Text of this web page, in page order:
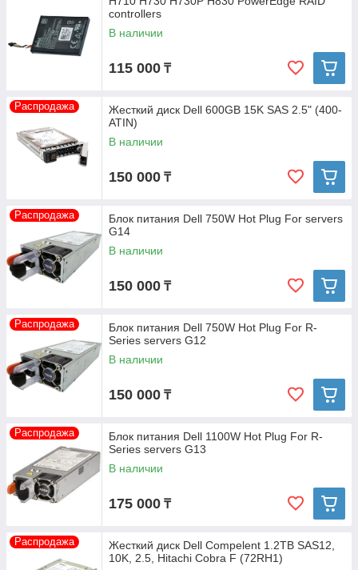
controllers
В наличии
115 000 ₸
Распродажа
Жесткий диск Dell 600GB 15K SAS 2.5" (400-
ATIN)
В наличии
150 000 ₸
Распродажа
Блок питания Dell 750W Hot Plug For servers
G14
В наличии
150 000 ₸
Распродажа
Блок питания Dell 750W Hot Plug For R-
Series servers G12
В наличии
150 000 ₸
Распродажа
Блок питания Dell 1100W Hot Plug For R-
Series servers G13
В наличии
175 000 ₸
Распродажа
Жесткий диск Dell Compelent 1.2TB SAS12,
10K, 2.5, Hitachi Cobra F (72RH1)